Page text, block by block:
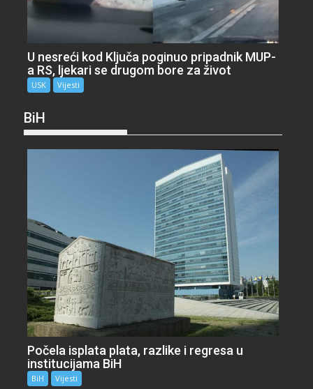
U nesreći kod Ključa poginuo pripadnik MUP-
a RS, ljekari se drugom bore za život
USK Vijesti
BiH
Počela isplata plata, razlike i regresa u
institucijama BiH
BiH Vijesti